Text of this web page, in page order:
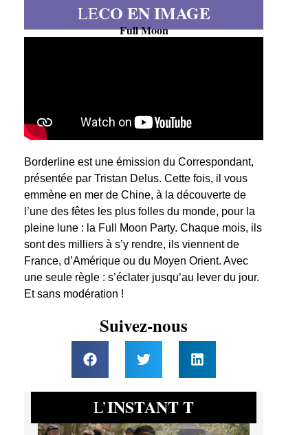
LECO EN IMAGE
Full Moon
Borderline est une émission du Correspondant,
présentée par Tristan Delus. Cette fois, il vous
emmène en mer de Chine, à la découverte de
l’une des fêtes les plus folles du monde, pour la
pleine lune : la Full Moon Party. Chaque mois, ils
sont des milliers à s’y rendre, ils viennent de
France, d’Amérique ou du Moyen Orient. Avec
une seule règle : s’éclater jusqu’au lever du jour.
Et sans modération !
Suivez-nous
L’INSTANT T